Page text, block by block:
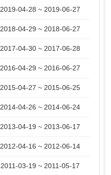
2019-04-28 ~ 2019-06-27
2018-04-29 ~ 2018-06-27
2017-04-30 ~ 2017-06-28
2016-04-29 ~ 2016-06-27
2015-04-27 ~ 2015-06-25
2014-04-26 ~ 2014-06-24
2013-04-19 ~ 2013-06-17
2012-04-16 ~ 2012-06-14
2011-03-19 ~ 2011-05-17